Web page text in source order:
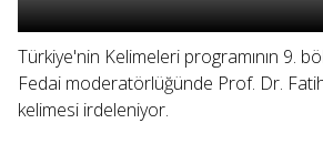
Türkiye'nin Kelimeleri programının 9.
Fedai moderatörlüğünde Prof. Dr.
kelimesi irdeleniyor.